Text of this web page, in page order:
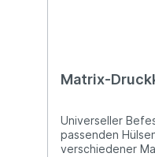
Matrix-
Universeller
passenden
verschiedener